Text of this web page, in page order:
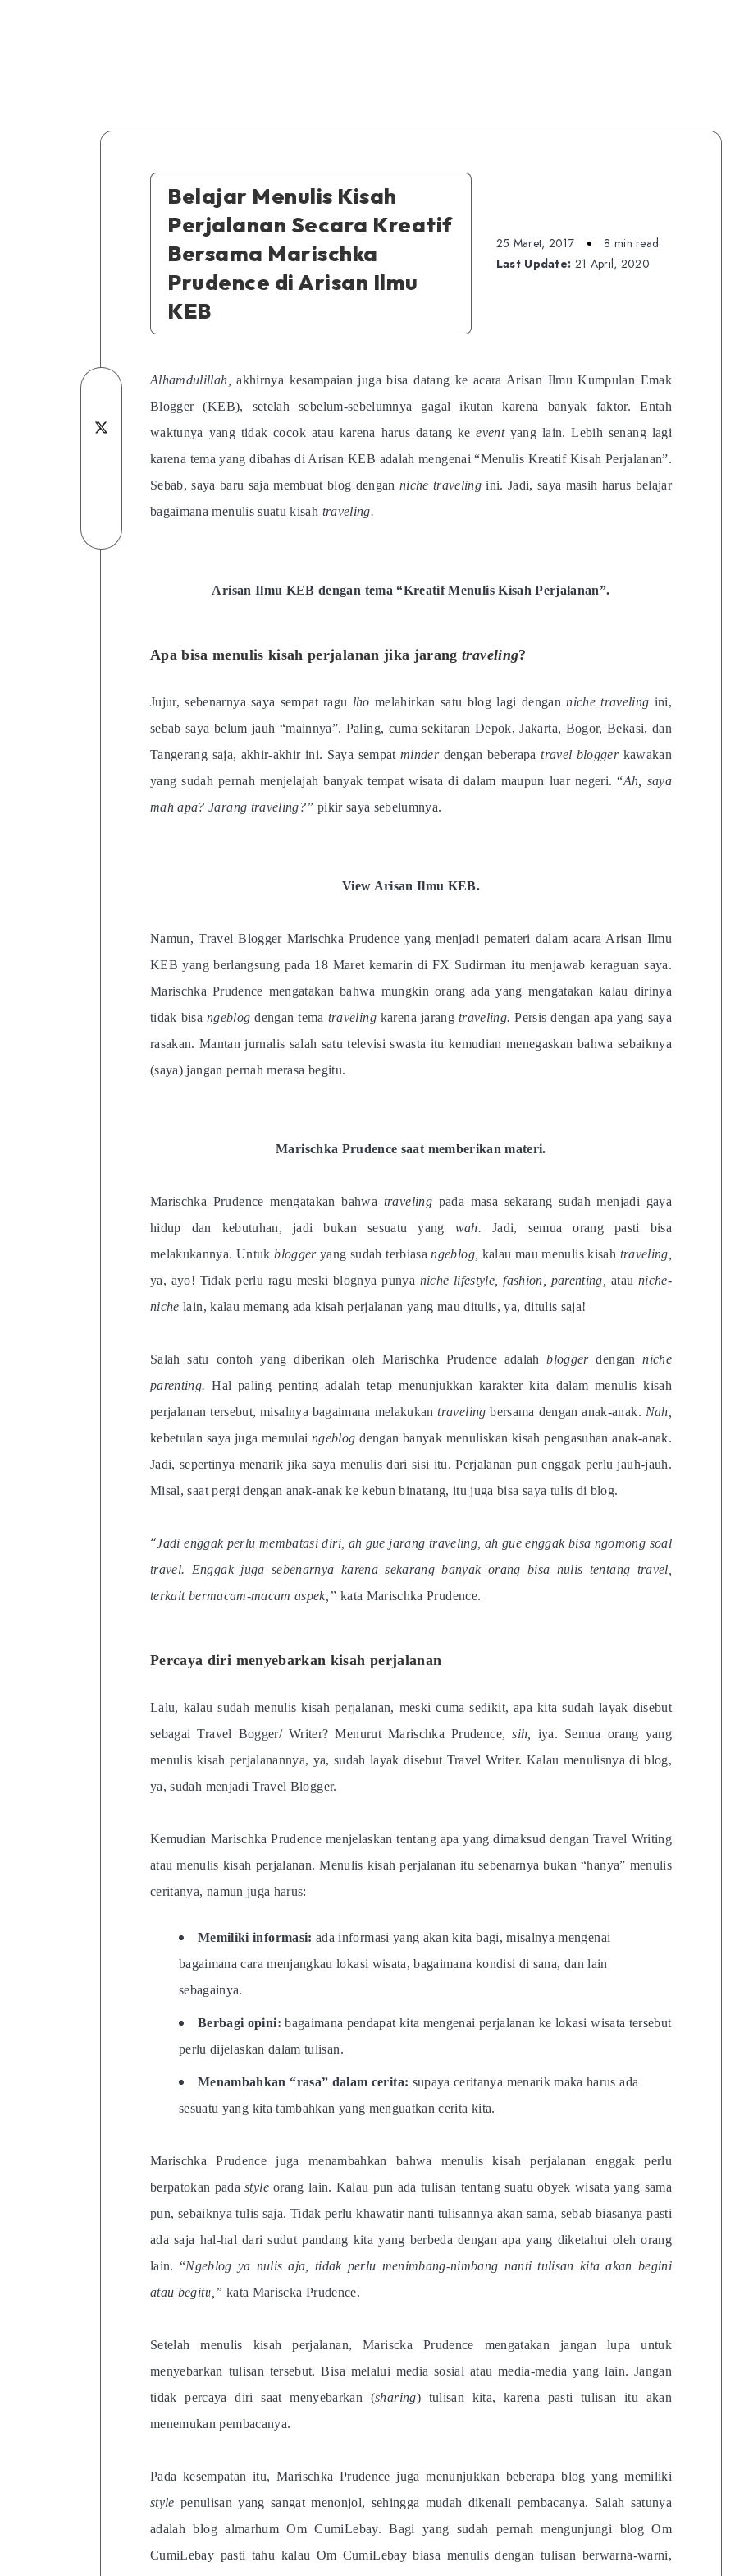
Belajar Menulis Kisah
Perjalanan Secara Kreatif
Bersama Marischka
Prudence di Arisan Ilmu
KEB
25 Maret, 2017
8 min read
Last Update: 21 April, 2020
Share
on
Facebook
Telegram
on
Alhamdulillah,
akhirnya kesampaian juga bisa datang ke acara Arisan Ilmu Kumpulan Emak
Blogger (KEB), setelah sebelum-sebelumnya gagal ikutan karena banyak faktor. Entah
waktunya yang tidak cocok atau karena harus datang keeventyang lain. Lebih senang lagi
karena tema yang dibahas di Arisan KEB adalah mengenai “Menulis Kreatif Kisah Perjalanan”.
Sebab, saya baru saja membuat blog dengan niche traveling ini. Jadi, saya masih harus belajar
bagaimana menulis suatu kisah traveling.
Arisan Ilmu KEB dengan tema “Kreatif Menulis Kisah Perjalanan”.
Apa bisa menulis kisah perjalanan jika jarangtraveling?
Jujur, sebenarnya saya sempat ragu lhomelahirkan satu blog lagi denganniche traveling ini,
sebab saya belum jauh “mainnya”. Paling, cuma sekitaran Depok, Jakarta, Bogor, Bekasi, dan
Tangerang saja, akhir-akhir ini. Saya sempat minderdengan beberapatravel bloggerkawakan
yang sudah pernah menjelajah banyak tempat wisata di dalam maupun luar negeri. “Ah, saya
mah apa? Jarang traveling?” pikir saya sebelumnya.
View Arisan Ilmu KEB.
Namun, Travel Blogger Marischka Prudence yang menjadi pemateri dalam acara Arisan Ilmu
KEB yang berlangsung pada 18 Maret kemarin di FX Sudirman itu menjawab keraguan saya.
Marischka Prudence mengatakan bahwa mungkin orang ada yang mengatakan kalau dirinya
tidak bisa ngeblog dengan tema travelingkarena jarang traveling. Persis dengan apa yang saya
rasakan. Mantan jurnalis salah satu televisi swasta itu kemudian menegaskan bahwa sebaiknya
(saya) jangan pernah merasa begitu.
Marischka Prudence saat memberikan materi.
Marischka Prudence mengatakan bahwa travelingpada masa sekarang sudah menjadi gaya
hidup dan kebutuhan, jadi bukan sesuatu yang wah. Jadi, semua orang pasti bisa
melakukannya. Untukbloggeryang sudah terbiasangeblog, kalau mau menulis kisah traveling,
ya, ayo! Tidak perlu ragu meski blognya punya niche lifestyle, fashion, parenting, atau niche-
nichelain, kalau memang ada kisah perjalanan yang mau ditulis, ya, ditulis saja!
Salah satu contoh yang diberikan oleh Marischka Prudence adalahbloggerdenganniche
parenting. Hal paling penting adalah tetap menunjukkan karakter kita dalam menulis kisah
perjalanan tersebut, misalnya bagaimana melakukantraveling bersama dengan anak-anak. Nah,
kebetulan saya juga memulaingeblog dengan banyak menuliskan kisah pengasuhan anak-anak.
Jadi, sepertinya menarik jika saya menulis dari sisi itu. Perjalanan pun enggak perlu jauh-jauh.
Misal, saat pergi dengan anak-anak ke kebun binatang, itu juga bisa saya tulis di blog.
“Jadi enggak perlu membatasi diri, ah gue jarang traveling, ah gue enggak bisa ngomong soal
travel. Enggak juga sebenarnya karena sekarang banyak orang bisa nulis tentang travel,
terkait bermacam-macam aspek,” kata Marischka Prudence.
Percaya diri menyebarkan kisah perjalanan
Lalu, kalau sudah menulis kisah perjalanan, meski cuma sedikit, apa kita sudah layak disebut
sebagai Travel Bogger/ Writer? Menurut Marischka Prudence,sih,
iya. Semua orang yang
menulis kisah perjalanannya, ya, sudah layak disebut Travel Writer. Kalau menulisnya di blog,
ya, sudah menjadi Travel Blogger.
Kemudian Marischka Prudence menjelaskan tentang apa yang dimaksud dengan Travel Writing
atau menulis kisah perjalanan. Menulis kisah perjalanan itu sebenarnya bukan “hanya” menulis
ceritanya, namun juga harus:
Memiliki informasi: ada informasi yang akan kita bagi, misalnya mengenai
bagaimana cara menjangkau lokasi wisata, bagaimana kondisi di sana, dan lain
sebagainya.
Berbagi opini:bagaimana pendapat kita mengenai perjalanan ke lokasi wisata tersebut
perlu dijelaskan dalam tulisan.
Menambahkan “rasa” dalam cerita: supaya ceritanya menarik maka harus ada
sesuatu yang kita tambahkan yang menguatkan cerita kita.
Marischka Prudence juga menambahkan bahwa menulis kisah perjalanan enggak perlu
berpatokan padastyleorang lain. Kalau pun ada tulisan tentang suatu obyek wisata yang sama
pun, sebaiknya tulis saja. Tidak perlu khawatir nanti tulisannya akan sama, sebab biasanya pasti
ada saja hal-hal dari sudut pandang kita yang berbeda dengan apa yang diketahui oleh orang
lain. “Ngeblog ya nulis aja, tidak perlu menimbang-nimbang nanti tulisan kita akan begini
atau begitu,” kata Mariscka Prudence.
Setelah menulis kisah perjalanan, Mariscka Prudence mengatakan jangan lupa untuk
menyebarkan tulisan tersebut. Bisa melalui media sosial atau media-media yang lain. Jangan
tidak percaya diri saat menyebarkan (sharing) tulisan kita, karena pasti tulisan itu akan
menemukan pembacanya.
Pada kesempatan itu, Marischka Prudence juga menunjukkan beberapa blog yang memiliki
style penulisan yang sangat menonjol, sehingga mudah dikenali pembacanya. Salah satunya
adalah blog almarhum Om CumiLebay. Bagi yang sudah pernah mengunjungi blog Om
CumiLebay pasti tahu kalau Om CumiLebay biasa menulis dengan tulisan berwarna-warni,